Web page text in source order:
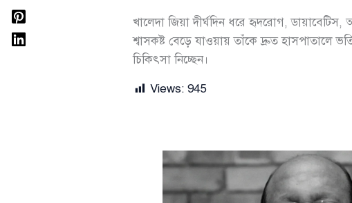
খালেদা জিয়া দীর্ঘদিন ধরে হৃদরোগ,
শ্বাসকষ্ট বেড়ে যাওয়ায় তাঁকে দ্রুত হাসপাতালে
চিকিৎসা নিচ্ছেন।
Views: 945